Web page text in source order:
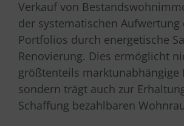
Verkauf von
der systematischen Aufwertung
Portfolios durch energetische
Renovierung. Dies ermöglicht
größtenteils marktunabhängige
sondern trägt auch zur
Schaffung bezahlbaren